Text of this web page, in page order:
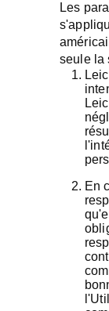
Les
seule la
En